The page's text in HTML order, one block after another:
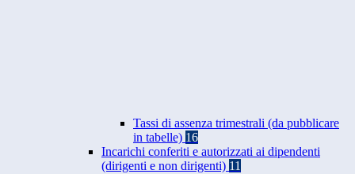
Tassi di assenza trimestrali (da pubblicare
in tabelle) 16
Incarichi conferiti e autorizzati ai dipendenti
(dirigenti e non dirigenti) 11